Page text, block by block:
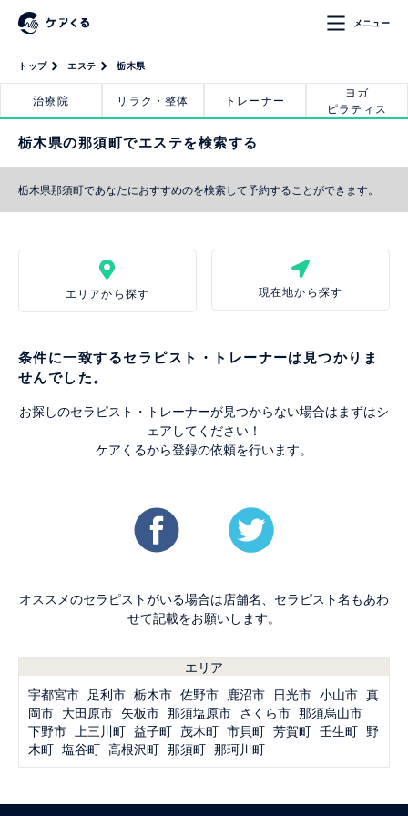
メニュー
トップ エステ 栃木県
治療院 リラク・整体 トレーナー
ヨガ
ピラティス
栃木県の那須町でエステを検索する
栃木県那須町であなたにおすすめのを検索して予約することができます。
エリアから探す 現在地から探す
条件に一致するセラピスト・トレーナーは見つかりま
せんでした。
お探しのセラピスト・トレーナーが見つからない場合はまずはシ
ェアしてください！
ケアくるから登録の依頼を行います。
オススメのセラピストがいる場合は店舗名、セラピスト名もあわ
せて記載をお願いします。
エリア
宇都宮市 足利市 栃木市 佐野市 鹿沼市 日光市 小山市 真
岡市 大田原市 矢板市 那須塩原市 さくら市 那須烏山市
下野市 上三川町 益子町 茂木町 市貝町 芳賀町 壬生町 野
木町 塩谷町 高根沢町 那須町 那珂川町